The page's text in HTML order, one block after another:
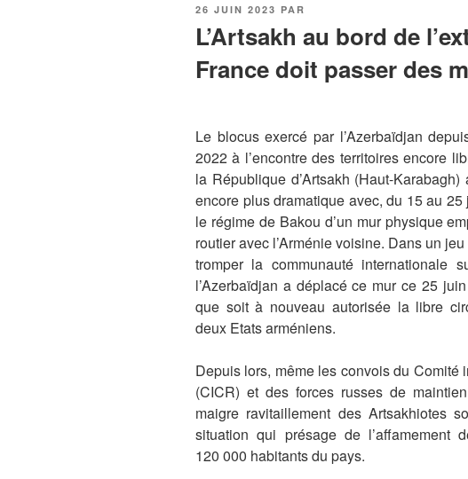
PUBLIÉ
26 JUIN 2023 PAR
L’Artsakh au bord de
France doit passer des
Le blocus exercé par l’Azerbaïdjan
2022 à l’encontre des territoires encore
la République d’Artsakh (Haut-
encore plus dramatique avec, du 15 au 25
le régime de Bakou d’un mur physique
routier avec l’Arménie voisine. Dans un
tromper la communauté internationale
l’Azerbaïdjan a déplacé ce mur ce 25
que soit à nouveau autorisée la libre
deux Etats arméniens.
Depuis lors, même les convois du Comité
(CICR) et des forces russes de
maigre ravitaillement des Artsakhiotes
situation qui présage de l’affamement
120 000 habitants du pays.